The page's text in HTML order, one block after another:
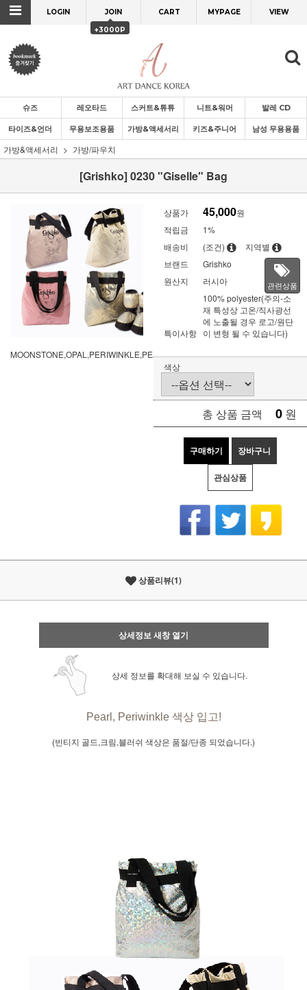
LOGIN
JOIN
+3000P
CART MYPAGE VIEW
슈즈 레오타드 스커트&튜튜 니트&워머 발레 CD
타이즈&언더 무용보조용품 가방&액세서리 키즈&주니어 남성 무용용품
가방&액세서리 가방/파우치
[Grishko] 0230 "Giselle" Bag
MOONSTONE,OPAL,PERIWINKLE,PEARL
상품가 45,000원
적립금
1%
배송비
(조건)
지역별
브랜드
Grishko
원산지
러시아
특이사항
100% polyester(주의-소
재 특성상 고온/직사광선
에 노출될 경우 로고/원단
이 변형 될 수 있습니다)
관련상품
색상
총 상품 금액 0 원
구매하기 장바구니
관심상품
상품리뷰(1)
상세정보 새창 열기
상세 정보를 확대해 보실 수 있습니다.
Pearl , Periwinkle 색상 입고!
(빈티지 골드,크림,블러쉬 색상은 품절/단종 되었습니다.)